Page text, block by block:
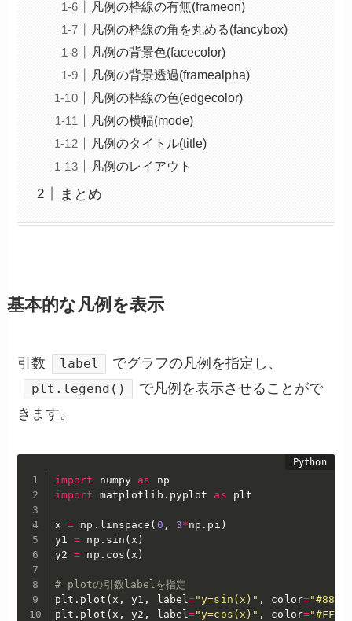
凡例の枠線の有無(frameon)
凡例の枠線の角を丸める(fancybox)
凡例の背景色(facecolor)
凡例の背景透過(framealpha)
凡例の枠線の色(edgecolor)
凡例の横幅(mode)
凡例のタイトル(title)
凡例のレイアウト
まとめ
基本的な凡例を表示
引数 label でグラフの凡例を指定し、
plt.legend() で凡例を表示させる ことがで
きます。
import numpy as
import matplotlib . pyplot as plt
x = np . linspace ( 0 , 3*np . pi )
y1 = np . sin ( x )
y2 = np . cos ( x )
# plotの引数labelを指定
plt . plot ( x , y1 , label="y=sin(x)" , color=
plt . plot ( x , y2 , label="y=cos(x)" , color=